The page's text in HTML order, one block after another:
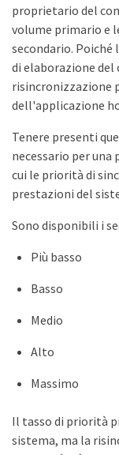
proprietario del
volume primario e
secondario.
di elaborazione
risincronizzazione
dell'applicazione
Tenere presenti
necessario per
cui le priorità di
prestazioni del
Sono disponibili i
Più basso
Basso
Medio
Alto
Massimo
Il tasso di priorità
sistema, ma la